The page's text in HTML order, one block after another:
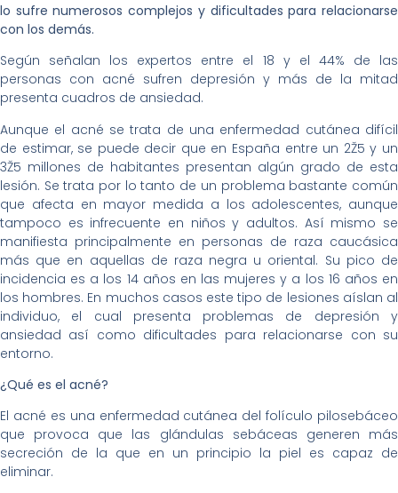
lo sufre numerosos complejos y dificultades para relacionarse
con los demás.
Según señalan los expertos entre el 18 y el 44% de las
personas con acné sufren depresión y más de la mitad
presenta cuadros de ansiedad.
Aunque el acné se trata de una enfermedad cutánea difícil
de estimar, se puede decir que en España entre un 2Ž5 y un
3Ž5 millones de habitantes presentan algún grado de esta
lesión. Se trata por lo tanto de un problema bastante común
que afecta en mayor medida a los adolescentes, aunque
tampoco es infrecuente en niños y adultos. Así mismo se
manifiesta principalmente en personas de raza caucásica
más que en aquellas de raza negra u oriental. Su pico de
incidencia es a los 14 años en las mujeres y a los 16 años en
los hombres. En muchos casos este tipo de lesiones aíslan al
individuo, el cual presenta problemas de depresión y
ansiedad así como dificultades para relacionarse con su
entorno.
¿Qué es el acné?
El acné es una enfermedad cutánea del folículo pilosebáceo
que provoca que las glándulas sebáceas generen más
secreción de la que en un principio la piel es capaz de
eliminar.